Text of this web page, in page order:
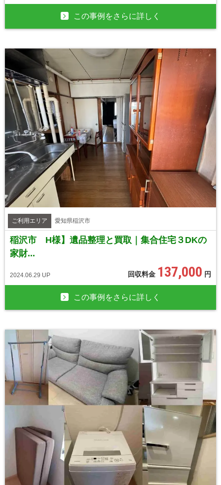
この事例をさらに詳しく
ご利用エリア 愛知県稲沢市
稲沢市 H様】遺品整理と買取｜集合住宅３DKの
家財...
2024.06.29 UP 回収料金 137,000 円
この事例をさらに詳しく